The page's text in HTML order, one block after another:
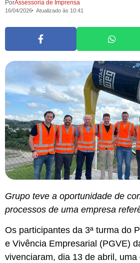
PorAssessoria de Imprensa
16/04/2026 Atualizado às 10:41
Grupo teve a oportunidade de
processos de uma empresa
Os participantes da 3ª turma do
e Vivência Empresarial (PGVE)
vivenciaram, dia 13 de abril, uma